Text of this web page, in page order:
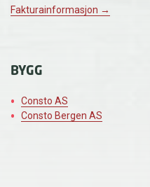
Fakturainformasjon →
BYGG
Consto AS
Consto Bergen AS